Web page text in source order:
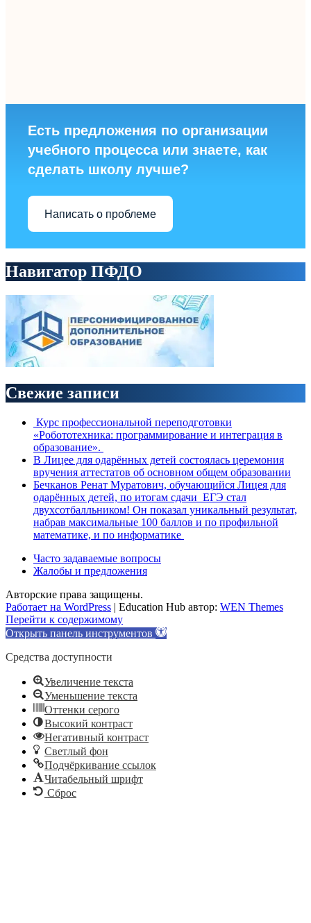
Есть предложения по организации
учебного процесса или знаете, как
сделать школу лучше?
Написать о проблеме
Навигатор ПФДО
Свежие записи
Курс профессиональной переподготовки
«Робототехника: программирование и интеграция в
образование».
В Лицее для одарённых детей состоялась церемония
вручения аттестатов об основном общем образовании
Бечканов Ренат Муратович, обучающийся Лицея для
одарённых детей, по итогам сдачи ЕГЭ стал
двухсотбалльником! Он показал уникальный результат,
набрав максимальные 100 баллов и по профильной
математике, и по информатике
Часто задаваемые вопросы
Жалобы и предложения
Авторские права защищены.
Работает на WordPress | Education Hub автор: WEN Themes
Перейти к содержимому
Открыть панель инструментов
Средства доступности
Увеличение текста
Уменьшение текста
Оттенки серого
Высокий контраст
Негативный контраст
Светлый фон
Подчёркивание ссылок
Читабельный шрифт
Сброс